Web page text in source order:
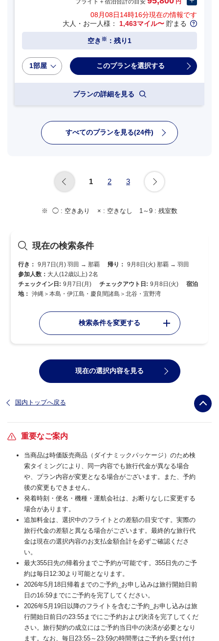
フライト＋宿泊合計の目安 円
08月08日14時16分現在の情報です
大人・お一人様： 1,463マイル〜 貯まる
空き ※ ：残り1
1部屋
プランの詳細を見る
すべてのプランを見る(24件)
1 2 3
◯ : 空きあり × : 空きなし 1～9 : 残室数
現在の検索条件
行き： 9月7日(月) 羽田 → 那覇 帰り： 9月8日(火) 那覇 → 羽田
参加人数： 大人(12歳以上) 2名
チェックイン日: 9月7日(月) チェックアウト日: 9月8日(火)
宿泊
地： 沖縄＞本島・伊江島・慶良間諸島＞北谷・宜野湾
検索条件を変更する
現在の選択内容を見る
国内トップへ戻る
重要なご案内
当商品は時価販売商品（ダイナミックパッケージ）のため検
索タイミングにより、同一内容でも旅行代金が異なる場合
や、プラン内容が変更となる場合がございます。また、予約
後の変更もできません。
発着時刻・便名・機種・運航会社は、お断りなしに変更する
場合があります。
追加料金は、選択中のフライトとの差額の目安です。実際の
旅行代金の差額と異なる場合がございます。最終的な旅行代
金は現在の選択内容のお支払金額合計を必ずご確認くださ
い。
最大355日先の帰着分までご予約が可能です。355日先のご予
約は毎日12:30より可能となります。
2026年5月18日帰着までのご予約_お申し込みは旅行開始日前
日の16:59までにご予約を完了してください。
2026年5月19日以降のフライトを含むご予約_お申し込みは旅
行開始日前日の23:55までにご予約および決済を完了してくだ
さい。旅行契約の成立にはご予約当日中の決済が必要となり
ます。なお、毎日23:55～23:59の時間帯はご予約を受け付け